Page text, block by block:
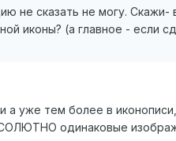
не сказать не могу. Скажи-
иконы? (а главное - если
а уже тем более в
одинаковые